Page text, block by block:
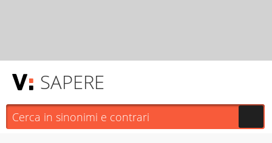
SAPERE